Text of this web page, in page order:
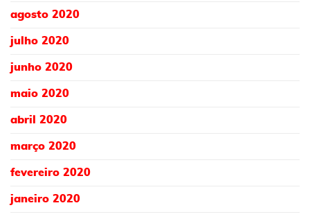
agosto 2020
julho 2020
junho 2020
maio 2020
abril 2020
março 2020
fevereiro 2020
janeiro 2020